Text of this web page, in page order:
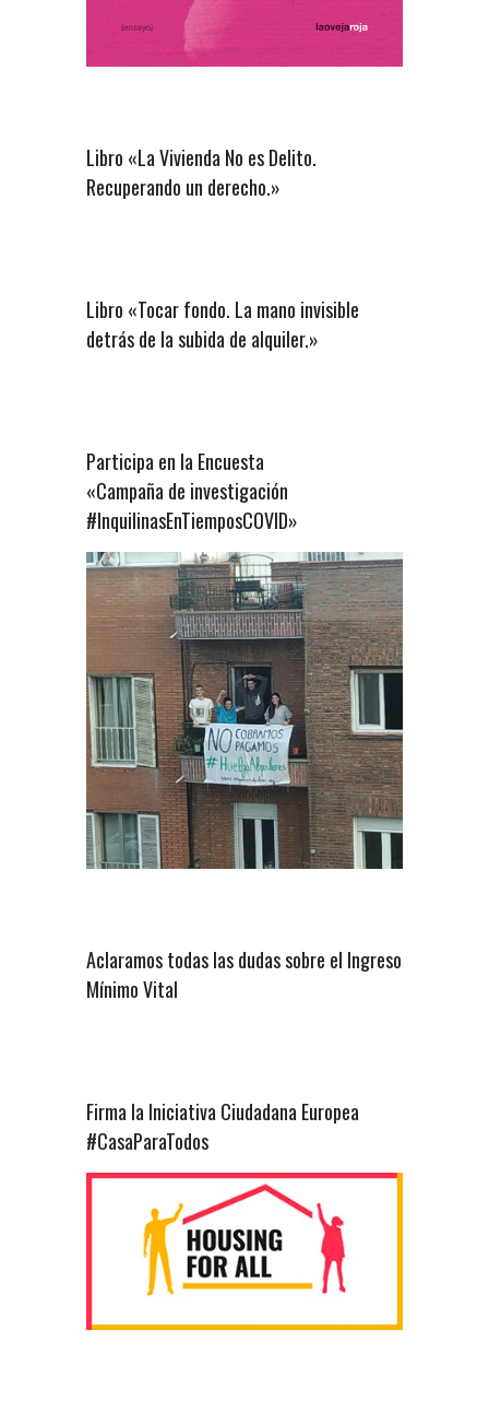
Libro «La Vivienda No es Delito.
Recuperando un derecho.»
Libro «Tocar fondo. La mano invisible
detrás de la subida de alquiler.»
Participa en la Encuesta
«Campaña de investigación
#InquilinasEnTiemposCOVID»
Aclaramos todas las dudas sobre el Ingreso
Mínimo Vital
Firma la Iniciativa Ciudadana Europea
#CasaParaTodos